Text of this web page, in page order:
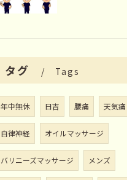
タグ Tags
年中無休 日吉 腰痛 天気痛
自律神経 オイルマッサージ
バリニーズマッサージ メンズ